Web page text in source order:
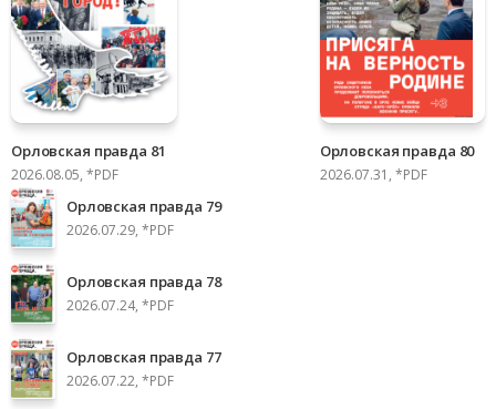
Орловская правда 81
2026.08.05, *PDF
Орловская правда 80
2026.07.31, *PDF
Орловская правда 79
2026.07.29, *PDF
Орловская правда 78
2026.07.24, *PDF
Орловская правда 77
2026.07.22, *PDF